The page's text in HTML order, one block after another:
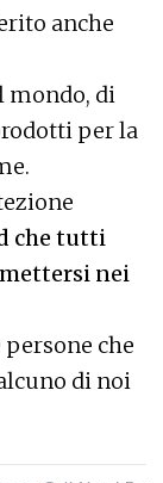
anche
mondo, di
per la
che tutti
nei
che
di noi